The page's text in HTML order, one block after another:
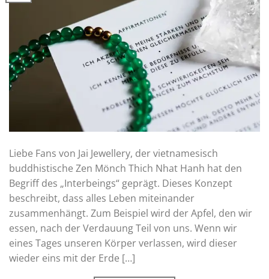
Liebe Fans von Jai Jewellery, der vietnamesisch
buddhistische Zen Mönch Thich Nhat Hanh hat den
Begriff des „Interbeings“ geprägt. Dieses Konzept
beschreibt, dass alles Leben miteinander
zusammenhängt. Zum Beispiel wird der Apfel, den wir
essen, nach der Verdauung Teil von uns. Wenn wir
eines Tages unseren Körper verlassen, wird dieser
wieder eins mit der Erde […]